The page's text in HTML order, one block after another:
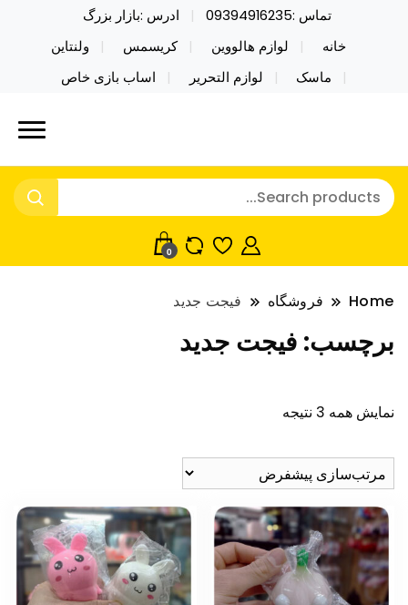
تماس :09394916235
ادرس :بازار بزرگ
خانه
لوازم هالووین کریسمس
ولنتاین
ماسک
لوازم التحریر اساب بازی خاص
نایکر توی فروش عمده لوازم هالووین
ولن تاین کادویی کریسمس اکسسوری
خرید محصولات خاص فیجت اسباب بازی تراول ماگ نایکر
توی فروش عمده لوازم هالووین ولن تاین کادویی
کریسمس اکسسوری ماسک در واردات مستقیم
0
Home فروشگاه فیجت جدید
برچسب: فیجت جدید
نمایش همه 3 نتیجه